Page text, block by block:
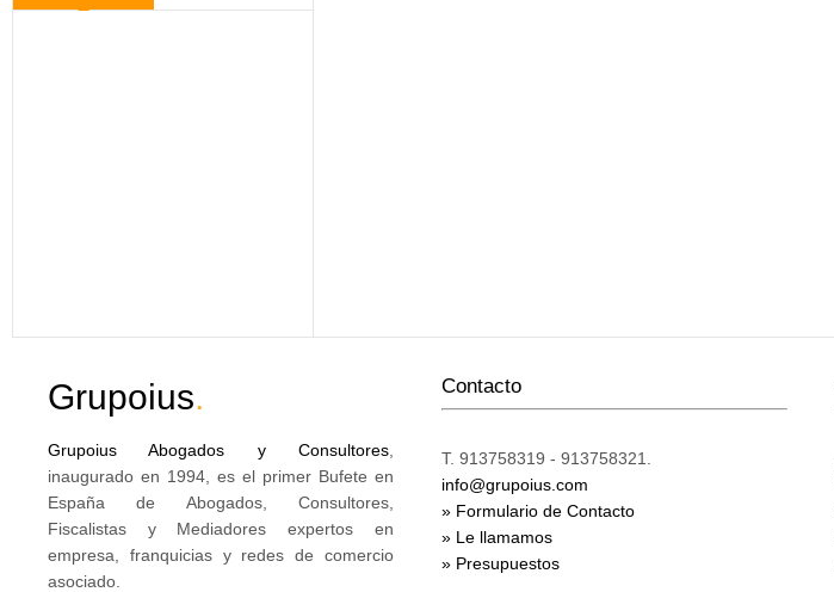
Grupoius.
Grupoius Abogados y Consultores,
inaugurado en 1994, es el primer Bufete en
España de Abogados, Consultores,
Fiscalistas y Mediadores expertos en
empresa, franquicias y redes de comercio
asociado.
Contacto
T. 913758319 - 913758321.
info@grupoius.com
» Formulario de Contacto
» Le llamamos
» Presupuestos